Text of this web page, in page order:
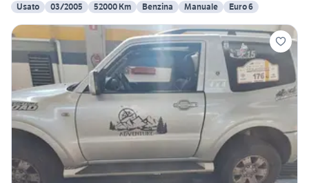
Usato
03/2005 52000 Km Benzina Manuale Euro 6